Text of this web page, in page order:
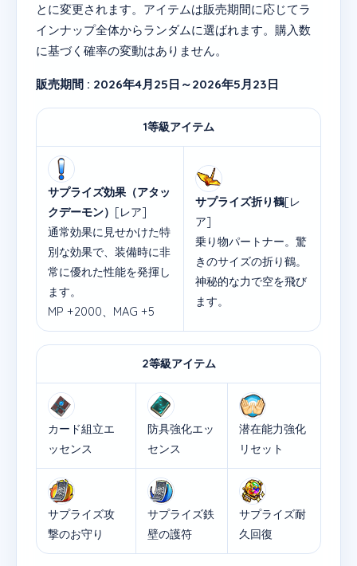
とに変更されます。アイテムは販売期間に応じてラ
インナップ全体からランダムに選ばれます。購入数
に基づく確率の変動はありません。
販売期間 : 2026年4月25日～2026年5月23日
1等級アイテム
サプライズ効果（アタッ
クデーモン） [レア]
通常効果に見せかけた特
別な効果で、装備時に非
常に優れた性能を発揮し
ます。
MP +2000、MAG +5
サプライズ折り鶴[レ
ア]
乗り物パートナー。驚
きのサイズの折り鶴。
神秘的な力で空を飛び
ます。
2等級アイテム
カード組立エ
ッセンス
防具強化エッ
センス
潜在能力強化
リセット
サプライズ攻
撃のお守り
サプライズ鉄
壁の護符
サプライズ耐
久回復